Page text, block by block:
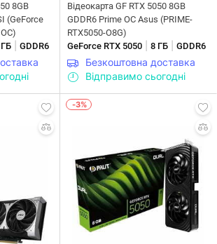
8GB
(GeForce
GDDR6
Відеокарта GF RTX 5050 8GB
GDDR6 Prime OC Asus (PRIME-
RTX5050-O8G)
GeForce RTX 5050
8 ГБ GDDR6
Безкоштовна доставка
Відправимо сьогодні
-3%